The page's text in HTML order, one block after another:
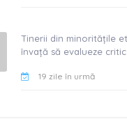
Tinerii din minoritățile
învață să evalueze critic
19 zile în urmă